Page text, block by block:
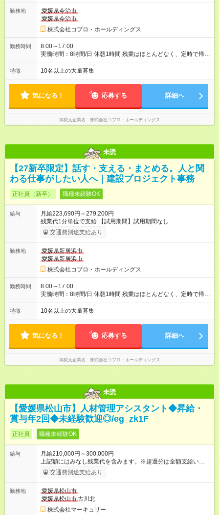
勤務地
愛媛県今治市
愛媛県今治市
株式会社コプロ・ホールディングス
勤務時間
8:00～17:00
実働時間：8時間/日 休憩1時間 残業はほとんどなく、定時で帰れ
る日が多い働き方です。 毎日の業務は進捗管理や事務が中心な
ので、 「今日やるべき仕事」が終われば、自然と区切りをつけ
方を大切にしています。
特徴 10名以上の大量募集
気になる！ 応募する 詳細へ
掲載元企業名 株式会社コプロ・ホールディングス
未読
【27新卒限定】話す・支える・まとめる。人と関
わる仕事がしたい人へ｜建設プロジェクト事務
正社員（新卒） 職種未経験OK
給与
月給223,690円～279,200円
残業代1分単位で支給 【試用期間】試用期間なし
交通費別途支給あり
勤務地
愛媛県新居浜市
愛媛県新居浜市
株式会社コプロ・ホールディングス
勤務時間
8:00～17:00
実働時間：8時間/日 休憩1時間 残業はほとんどなく、定時で帰れ
る日が多い働き方です。 毎日の業務は進捗管理や事務が中心な
ので、 「今日やるべき仕事」が終われば、自然と区切りをつけ
方を大切にしています。
特徴 10名以上の大量募集
気になる！ 応募する 詳細へ
掲載元企業名 株式会社コプロ・ホールディングス
未読
【愛媛県松山市】人材管理アシスタント◆昇給・
賞与年2回◆未経験歓迎◎/eg_zk1F
正社員 職種未経験OK
給与
月給210,000円～300,000円
上記額にはみなし残業代を含みます。※超過分は全額支給いたし
ます。 みなし残業代 14,616円／月 みなし残業時間 10時間／月
※能力やスキルを考慮の上、当社規程により決定します。 ーー
に1回の「年次昇給」があり、仕事での成果にあわせて昇給しま
す。特に頑張っている人は、上長の裁量でさらにプラスの昇給
となることも。努力や成長が収入につながる環境です。 【試用
交通費別途支給あり
勤務地
愛媛県松山市
愛媛県松山市古川北
株式会社マーキュリー